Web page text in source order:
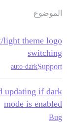
الموضوع
light theme logo
switching
Support
auto-dark
updating if dark
mode is enabled
Bug